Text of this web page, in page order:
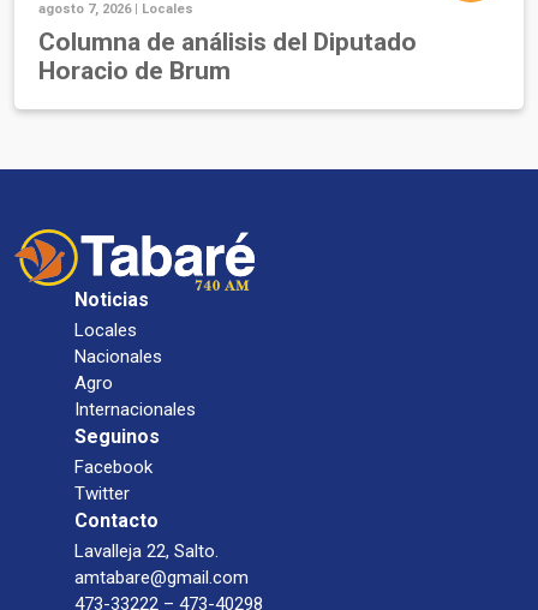
agosto 7, 2026 | Locales
Columna de análisis del Diputado
Horacio de Brum
Noticias
Locales
Nacionales
Agro
Internacionales
Seguinos
Facebook
Twitter
Contacto
Lavalleja 22, Salto.
amtabare@gmail.com
473-33222 – 473-40298